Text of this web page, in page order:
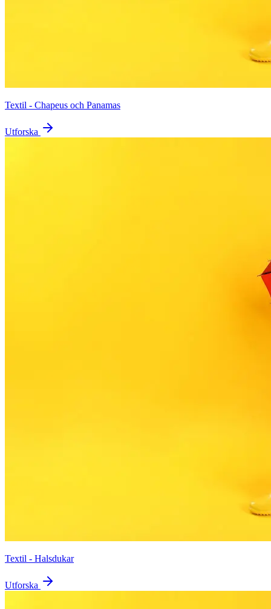
Textil - Chapeus och Panamas
Utforska
Textil - Halsdukar
Utforska